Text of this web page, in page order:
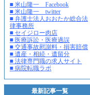
■ 米山隆一 Facebook
■ 米山隆一 twitter
■ 弁護士法人おおたか総合法
律事務所
■ セイジロー肉店
■ 医療訴訟・医療過誤
■ 交通事故慰謝料・損害賠償
■ 遺産・相続・遺留分
■ 法律専門職の求人サイト
■ 病院転職ラボ
最新記事一覧